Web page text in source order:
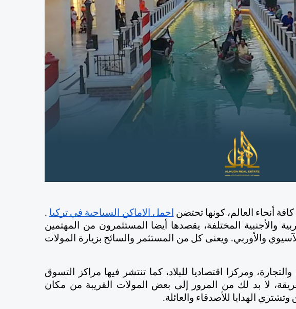
أنحاء العالم، كونها تحتضن اجمل الاماكن السياحية في تركيا
الهدايا للأصدقاء والعائلة.